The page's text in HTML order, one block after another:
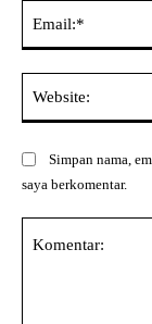
Simpan nama,
saya berkomentar.